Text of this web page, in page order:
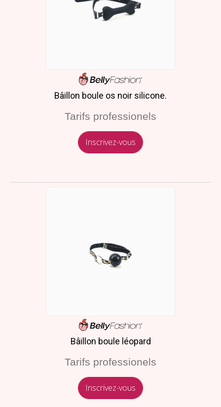
Bâillon boule os noir silicone.
Tarifs professionels
Inscrivez-vous
Bâillon boule léopard
Tarifs professionels
Inscrivez-vous